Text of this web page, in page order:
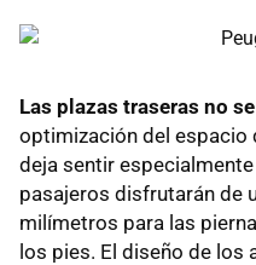
Las plazas traseras no
optimización del espacio
deja sentir
pasajeros disfrutarán de
milímetros para las
los pies. El diseño de